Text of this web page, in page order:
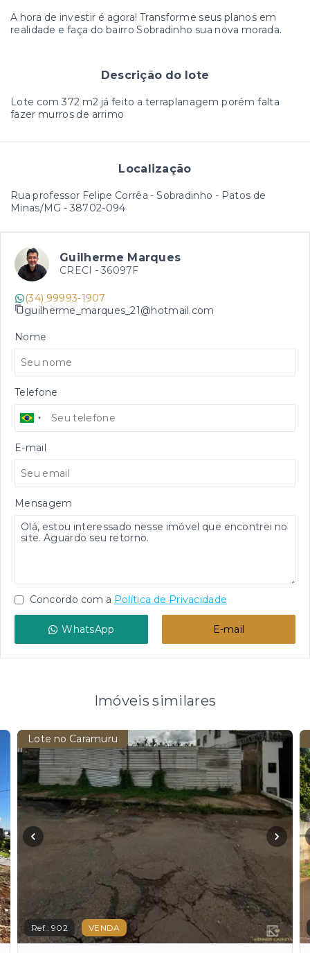
A hora de investir é agora! Transforme seus planos em
realidade e faça do bairro Sobradinho sua nova morada.
Descrição do lote
Lote com 372 m2 já feito a terraplanagem porém falta
fazer murros de arrimo
Localização
Rua professor Felipe Corrêa - Sobradinho - Patos de
Minas/MG - 38702-094
Guilherme Marques
CRECI - 36097F
(34) 99993-1907
guilherme_marques_21@hotmail.com
Nome
Telefone
E-mail
Mensagem
Concordo com a Política de Privacidade
WhatsApp E-mail
Imóveis similares
Lote no Caramuru
Ref.:902 VENDA